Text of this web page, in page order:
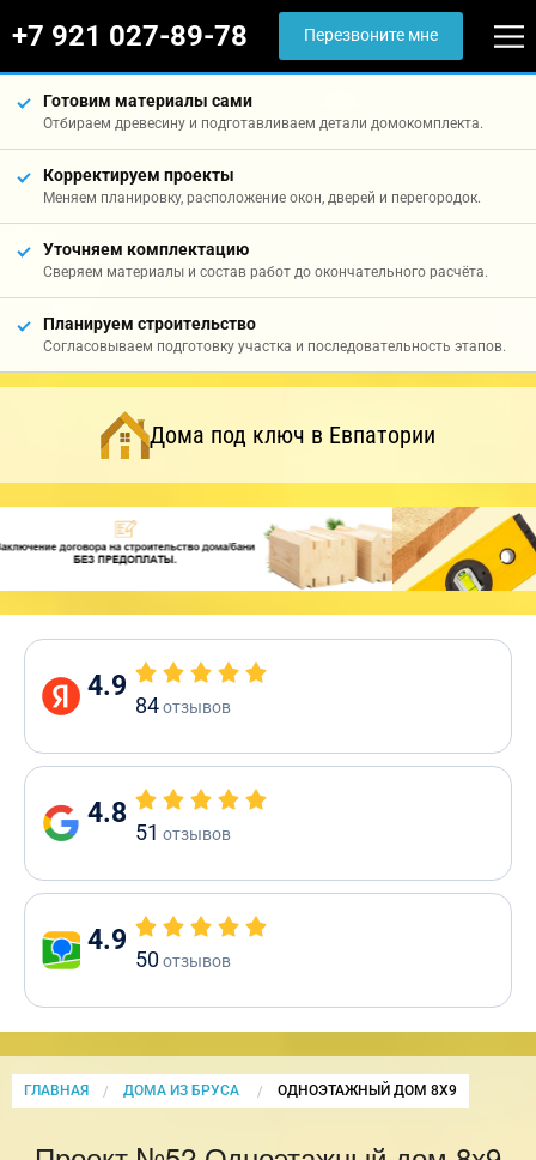
+7 921 027-89-78 Перезвоните мне
Готовим материалы сами
Отбираем древесину и подготавливаем детали домокомплекта.
Корректируем проекты
Меняем планировку, расположение окон, дверей и перегородок.
Уточняем комплектацию
Сверяем материалы и состав работ до окончательного расчёта.
Планируем строительство
Согласовываем подготовку участка и последовательность этапов.
Дома под ключ в Евпатории
4.9
84отзывов
4.8
51 отзывов
4.9
50отзывов
ГЛАВНАЯ ДОМА ИЗ БРУСА CURRENT:
ОДНОЭТАЖНЫЙ ДОМ 8Х9